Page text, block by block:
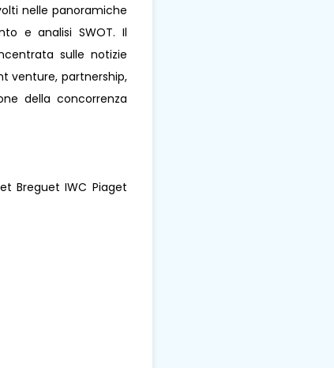
nelle panoramiche
e analisi SWOT. Il
sulle notizie
venture, partnership,
della concorrenza
Breguet IWC Piaget